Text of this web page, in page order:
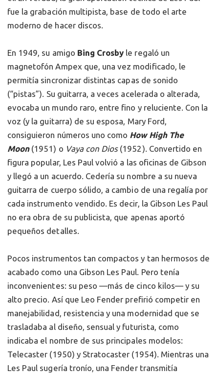
fue la grabación multipista, base de todo el arte
moderno de hacer discos.
En 1949, su amigo Bing Crosby le regaló un
magnetofón Ampex que, una vez modificado, le
permitía sincronizar distintas capas de sonido
(“pistas”). Su guitarra, a veces acelerada o alterada,
evocaba un mundo raro, entre fino y reluciente. Con la
voz (y la guitarra) de su esposa, Mary Ford,
consiguieron números uno como How High The
Moon (1951) o Vaya con Dios(1952). Convertido en
figura popular, Les Paul volvió a las oficinas de Gibson
y llegó a un acuerdo. Cedería su nombre a su nueva
guitarra de cuerpo sólido, a cambio de una regalía por
cada instrumento vendido. Es decir, la Gibson Les Paul
no era obra de su publicista, que apenas aportó
pequeños detalles.
Pocos instrumentos tan compactos y tan hermosos de
acabado como una Gibson Les Paul. Pero tenía
inconvenientes: su peso —más de cinco kilos— y su
alto precio. Así que Leo Fender prefirió competir en
manejabilidad, resistencia y una modernidad que se
trasladaba al diseño, sensual y futurista, como
indicaba el nombre de sus principales modelos:
Telecaster (1950) y Stratocaster (1954). Mientras una
Les Paul sugería tronío, una Fender transmitía